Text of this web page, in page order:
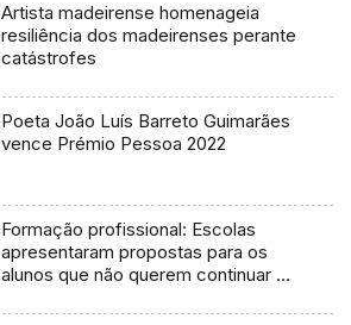
Artista madeirense homenageia
resiliência dos madeirenses perante
catástrofes
Poeta João Luís Barreto Guimarães
vence Prémio Pessoa 2022
Formação profissional: Escolas
apresentaram propostas para os
alunos que não querem continuar no